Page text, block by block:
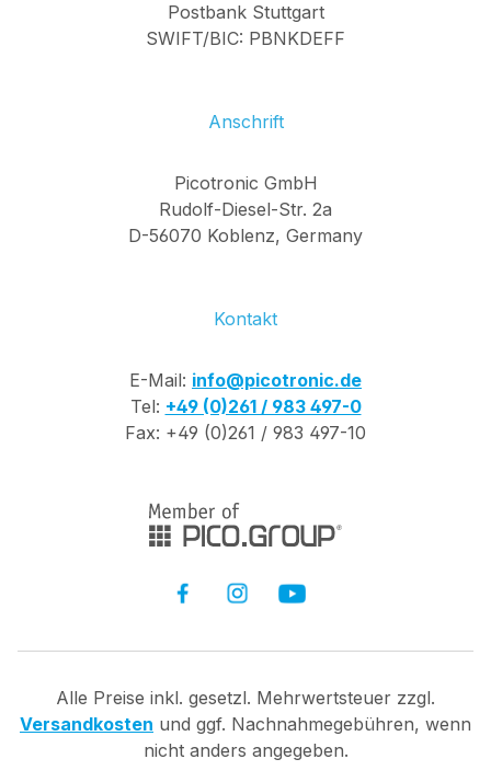
Postbank Stuttgart
SWIFT/BIC: PBNKDEFF
Anschrift
Picotronic GmbH
Rudolf-Diesel-Str. 2a
D-56070 Koblenz, Germany
Kontakt
E-Mail: info@picotronic.de
Tel: +49 (0)261 / 983 497-0
Fax: +49 (0)261 / 983 497-10
Alle Preise inkl. gesetzl. Mehrwertsteuer zzgl.
Versandkosten und ggf. Nachnahmegebühren, wenn
nicht anders angegeben.